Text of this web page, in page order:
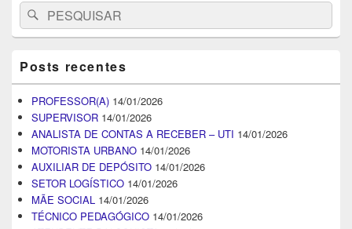
Search
for:
Pesquisar
Posts recentes
PROFESSOR(A) 14/01/2026
SUPERVISOR 14/01/2026
ANALISTA DE CONTAS A RECEBER – UTI 14/01/2026
MOTORISTA URBANO 14/01/2026
AUXILIAR DE DEPÓSITO 14/01/2026
SETOR LOGÍSTICO 14/01/2026
MÃE SOCIAL 14/01/2026
TÉCNICO PEDAGÓGICO 14/01/2026